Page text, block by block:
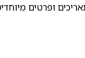
ופרטים